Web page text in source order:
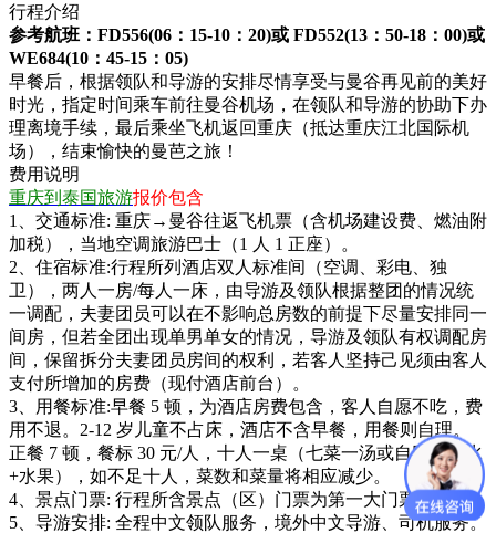
行程介绍
参考航班：FD556(06：15-10：20)或 FD552(13：50-18：00)或
WE684(10：45-15：05)
早餐后，根据领队和导游的安排尽情享受与曼谷再见前的美好
时光，指定时间乘车前往曼谷机场，在领队和导游的协助下办
理离境手续，最后乘坐飞机返回重庆（抵达重庆江北国际机
场），结束愉快的曼芭之旅！
费用说明
重庆到泰国旅游报价包含
1、交通标准: 重庆→曼谷往返飞机票（含机场建设费、燃油附
加税），当地空调旅游巴士（1 人 1 正座）。
2、住宿标准:行程所列酒店双人标准间（空调、彩电、独
卫），两人一房/每人一床，由导游及领队根据整团的情况统
一调配，夫妻团员可以在不影响总房数的前提下尽量安排同一
间房，但若全团出现单男单女的情况，导游及领队有权调配房
间，保留拆分夫妻团员房间的权利，若客人坚持己见须由客人
支付所增加的房费（现付酒店前台）。
3、用餐标准:早餐 5 顿，为酒店房费包含，客人自愿不吃，费
用不退。2-12 岁儿童不占床，酒店不含早餐，用餐则自理。
正餐 7 顿，餐标 30 元/人，十人一桌（七菜一汤或自助，茶水
+水果），如不足十人，菜数和菜量将相应减少。
4、景点门票: 行程所含景点（区）门票为第一大门票。
5、导游安排: 全程中文领队服务，境外中文导游、司机服务。